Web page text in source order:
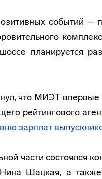
событий –
планируется
что МИЭТ
рейтингового
зарплат
части состоялся
Шацкая, а также